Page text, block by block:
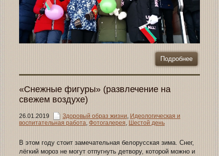
Подробнее
«Снежные фигуры» (развлечение на
свежем воздухе)
26.01.2019 Здоровый образ жизни, Идеологическая и
воспитательная работа, Фотогалерея, Шестой день
В этом году стоит замечательная белорусская зима. Снег,
лёгкий мороз не могут отпугнуть детвору, которой можно и